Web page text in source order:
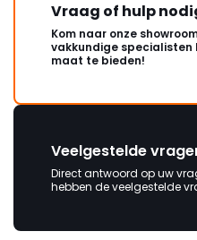
Vraag of hulp
Kom naar onze
vakkundige
maat te bieden!
Veelgestelde
Direct antwoord op uw
hebben de veelgestelde